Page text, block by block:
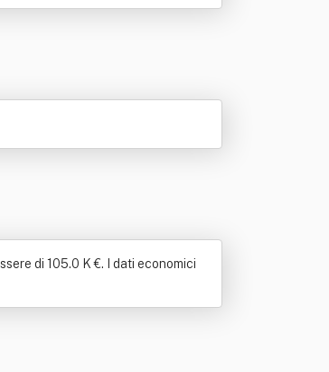
di 105.0 K €. I dati economici